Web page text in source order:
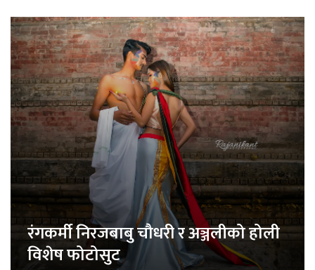
रंगकर्मी निरजबाबु चौधरी र अञ्जलीको होली
विशेष फोटोसुट